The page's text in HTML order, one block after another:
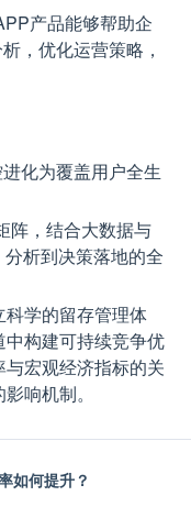
产品能够帮助企
，优化运营策略，
化为覆盖用户全生
阵，结合大数据与
析到决策落地的全
学的留存管理体
构建可持续竞争优
宏观经济指标的关
响机制。
如何提升？